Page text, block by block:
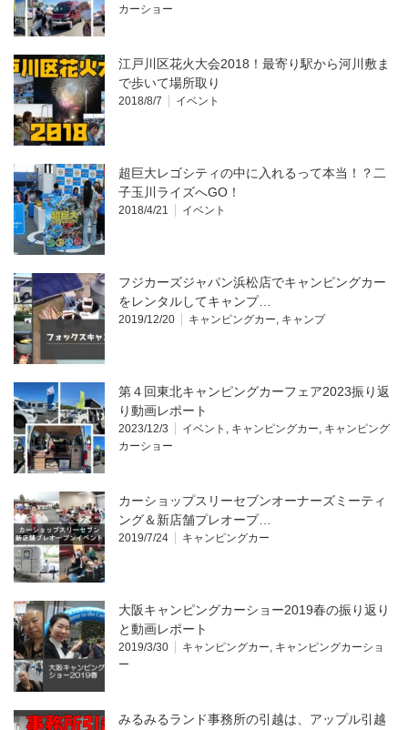
カーショー
江戸川区花火大会2018！最寄り駅から河川敷ま
で歩いて場所取り
2018/8/7 イベント
超巨大レゴシティの中に入れるって本当！？二
子玉川ライズへGO！
2018/4/21 イベント
フジカーズジャパン浜松店でキャンピングカー
をレンタルしてキャンプ…
2019/12/20 キャンピングカー, キャンプ
第４回東北キャンピングカーフェア2023振り返
り動画レポート
2023/12/3 イベント , キャンピングカー, キャンピング
カーショー
カーショップスリーセブンオーナーズミーティ
ング＆新店舗プレオープ…
2019/7/24 キャンピングカー
大阪キャンピングカーショー2019春の振り返り
と動画レポート
2019/3/30 キャンピングカー, キャンピングカーショ
ー
みるみるランド事務所の引越は、アップル引越